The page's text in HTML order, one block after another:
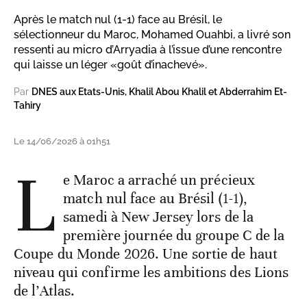
Après le match nul (1-1) face au Brésil, le
sélectionneur du Maroc, Mohamed Ouahbi, a livré son
ressenti au micro d’Arryadia à l’issue d’une rencontre
qui laisse un léger «goût d’inachevé».
Par DNES aux Etats-Unis, Khalil Abou Khalil et Abderrahim Et-
Tahiry
Le 14/06/2026 à 01h51
L e Maroc a arraché un précieux
match nul face au Brésil (1-1),
samedi à New Jersey lors de la
première journée du groupe C de la
Coupe du Monde 2026. Une sortie de haut
niveau qui confirme les ambitions des Lions
de l’Atlas.